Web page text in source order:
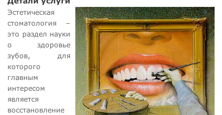
Эстетическая
стоматология –
это раздел науки
о здоровье
зубов, для
которого
главным
интересом
является
восстановление